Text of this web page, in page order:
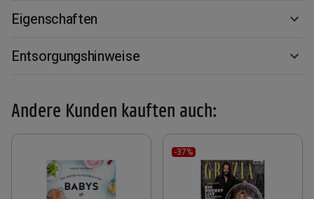
Eigenschaften
Entsorgungshinweise
Andere Kunden kauften auch:
-37%